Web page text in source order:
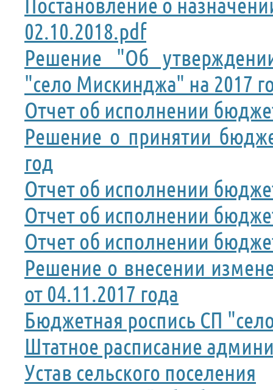
02.10.2018.pdf
Решение "Об
"село Мискинджа" на 2017
Отчет об исполнении
Решение о принятии
год
Отчет об исполнении
Отчет об исполнении
Отчет об исполнении
Решение о внесении
от 04.11.2017 года
Бюджетная роспись СП
Штатное расписание
Устав сельского поселения